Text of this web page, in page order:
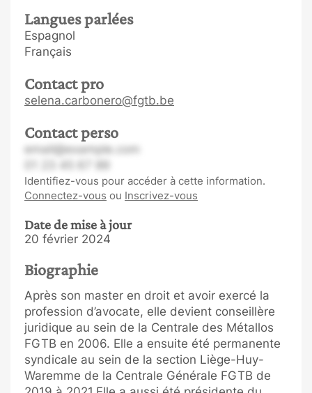
Langues parlées
Espagnol
Français
Contact pro
selena.carbonero@fgtb.be
Contact perso
email@example.com
Identifiez-vous pour accéder à cette information.
Connectez-vous ou Inscrivez-vous
Date de mise à jour
20 février 2024
Biographie
Après son master en droit et avoir exercé la
profession d’avocate, elle devient conseillère
juridique au sein de la Centrale des Métallos
FGTB en 2006. Elle a ensuite été permanente
syndicale au sein de la section Liège-Huy-
Waremme de la Centrale Générale FGTB de